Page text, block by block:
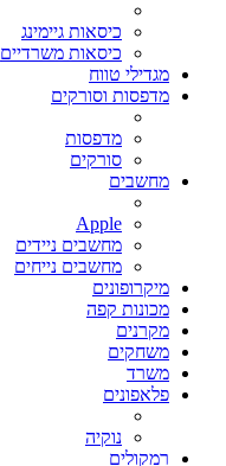
כיסאות גיימינג
כיסאות משרדיים
מגדילי טווח
מדפסות וסורקים
מדפסות
סורקים
מחשבים
Apple
מחשבים ניידים
מחשבים נייחים
מיקרופונים
מכונות קפה
מקרנים
משחקים
משרד
פלאפונים
נוקיה
רמקולים